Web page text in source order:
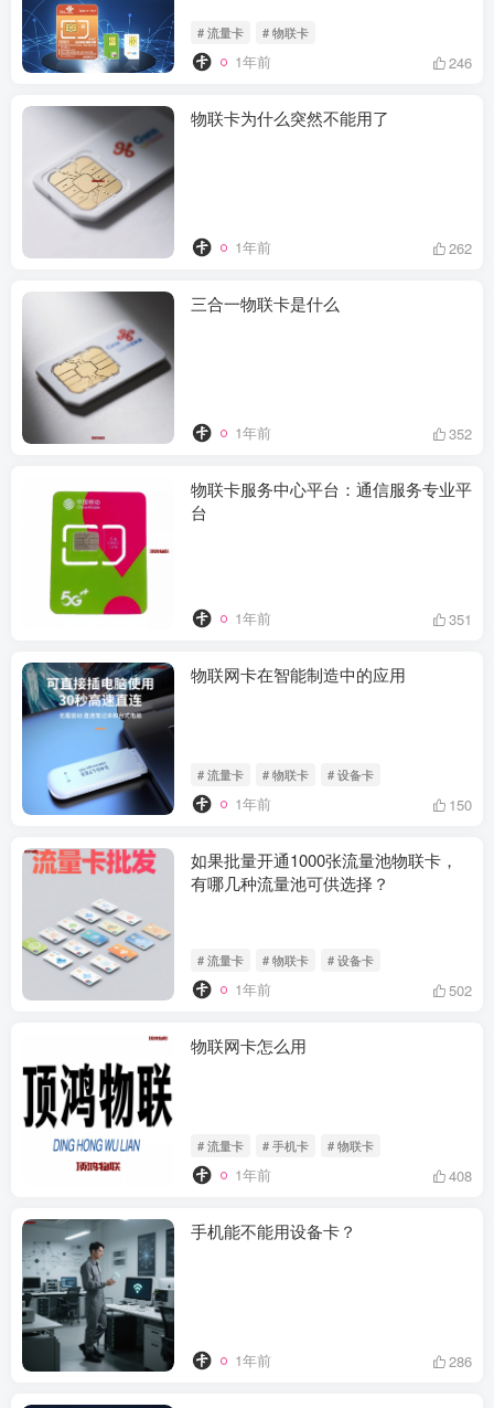
# 流量卡 # 物联卡
1年前 246
物联卡为什么突然不能用了
1年前 262
三合一物联卡是什么
1年前 352
物联卡服务中心平台：通信服务专业平
台
1年前 351
物联网卡在智能制造中的应用
# 流量卡 # 物联卡 # 设备卡
1年前 150
如果批量开通1000张流量池物联卡，
有哪几种流量池可供选择？
# 流量卡 # 物联卡 # 设备卡
1年前 502
物联网卡怎么用
# 流量卡 # 手机卡 # 物联卡
1年前 408
手机能不能用设备卡？
1年前 286